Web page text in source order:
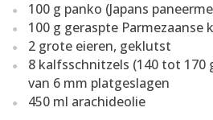
100 g panko (Japans
100 g geraspte Parmezaanse
2 grote eieren, geklutst
8 kalfsschnitzels (140 tot
van 6 mm platgeslagen
450 ml arachideolie